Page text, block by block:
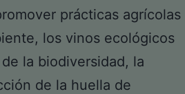
prácticas agrícolas
los vinos ecológicos
la biodiversidad, la
de la huella de